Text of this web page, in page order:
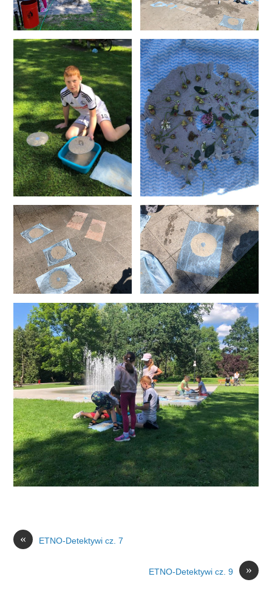
« ETNO-Detektywi cz. 7
»
ETNO-Detektywi cz. 9